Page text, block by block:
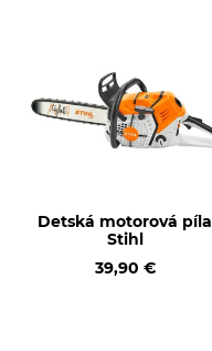
Detská motorová píla
Stihl
39,90 €